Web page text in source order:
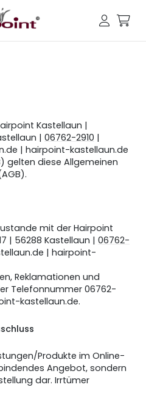
Kastellaun |
| 06762-2910 |
| hairpoint-kastellaun.de
gelten diese Allgemeinen
mit der Hairpoint
| 56288 Kastellaun | 06762-
| hairpoint-
Reklamationen und
Telefonnummer 06762-
kastellaun.de.
Produkte im Online-
Angebot, sondern
dar. Irrtümer